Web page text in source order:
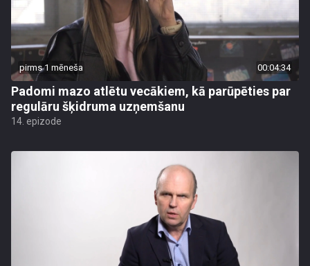
pirms 1 mēneša 00:04:34
Padomi mazo atlētu vecākiem, kā parūpēties par
regulāru šķidruma uzņemšanu
14. epizode